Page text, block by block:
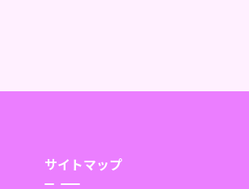
サイトマップ